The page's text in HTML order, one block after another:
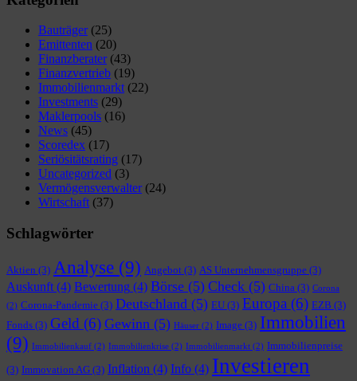
Bauträger(25)
Emittenten (20)
Finanzberater(43)
Finanzvertrieb (19)
Immobilienmarkt (22)
Investments (29)
Maklerpools (16)
News (45)
Scoredex (17)
Seriösitätsrating (17)
Uncategorized (3)
Vermögensverwalter(24)
Wirtschaft (37)
Schlagwörter
Aktien (3) Analyse (9) Angebot (3) AS Unternehmensgruppe (3)
Auskunft (4) Bewertung (4) Börse (5) Check (5) China (3) Corona
(2) Corona-Pandemie (3) Deutschland (5) EU (3) Europa (6) EZB (3)
Fonds (3) Geld (6) Gewinn (5) Häuser (2) Image (3) Immobilien
(9) Immobilienkauf (2) Immobilienkrise (2) Immobilienmarkt (2) Immobilienpreise
(3) Immovation AG (3) Inflation (4) Info (4) Investieren